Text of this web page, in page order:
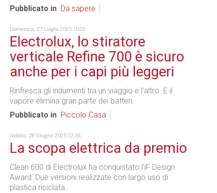
Pubblicato in Da sapere
Domenica, 27 Luglio 2025 10:22
Electrolux, lo stiratore
verticale Refine 700 è sicuro
anche per i capi più leggeri
Rinfresca gli indumenti tra un viaggio e l’altro. E il
vapore elimina gran parte dei batteri.
Pubblicato in Piccolo Casa
Sabato, 28 Giugno 2025 22:35
La scopa elettrica da premio
Clean 600 di Electrolux ha conquistato l'iF Design
Award. Due versioni realizzate con largo uso di
plastica riciclata.